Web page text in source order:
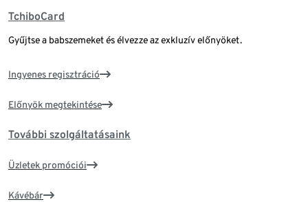
TchiboCard
Gyűjtse a babszemeket és élvezze az exkluzív előnyöket.
Ingyenes regisztráció
Előnyök megtekintése
További szolgáltatásaink
Üzletek promóciói
Kávébár